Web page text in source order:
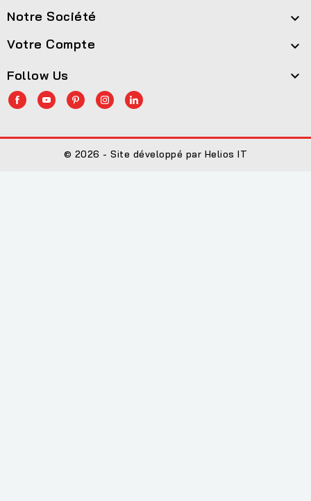
Notre Société 
Votre Compte 
Follow Us 
© 2026 - Site développé par Helios IT